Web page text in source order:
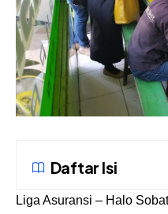
Daftar Isi
Liga Asuransi – Halo